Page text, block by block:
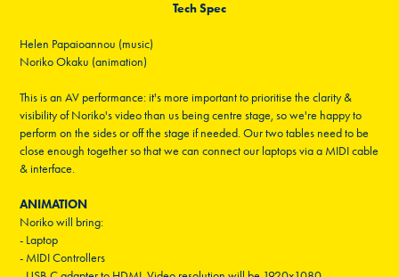
Tech Spec
Helen Papaioannou (music)
Noriko Okaku (animation)
This is an AV performance: it's more important to prioritise the clarity &
visibility of Noriko's video than us being centre stage, so we're happy to
perform on the sides or off the stage if needed. Our two tables need to be
close enough together so that we can connect our laptops via a MIDI cable
& interface.
ANIMATION
Noriko will bring:
- Laptop
- MIDI Controllers